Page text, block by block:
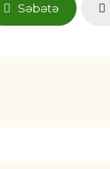
Səbətə